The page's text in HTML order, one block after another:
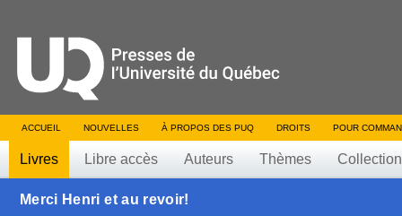
ACCUEIL NOUVELLES À PROPOS DES PUQ DROITS POUR
Livres Libre accès Auteurs Thèmes
Merci Henri et au revoir!